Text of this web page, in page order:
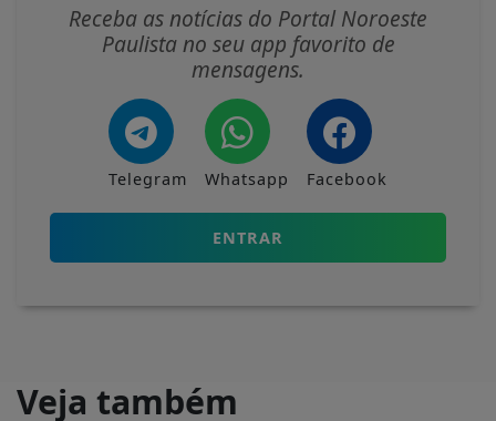
Receba as notícias do Portal Noroeste
Paulista no seu app favorito de
mensagens.
Telegram Whatsapp Facebook
ENTRAR
Veja também